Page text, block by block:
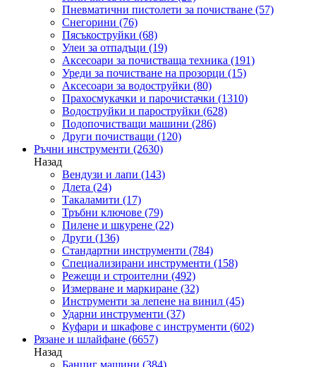
Пневматични пистолети за почистване (57)
Снегорини (76)
Пясъкоструйки (68)
Улеи за отпадъци (19)
Аксесоари за почистваща техника (191)
Уреди за почистване на прозорци (15)
Аксесоари за водоструйки (80)
Прахосмукачки и парочистачки (1310)
Водоструйки и пароструйки (628)
Подопочистващи машини (286)
Други почистващи (120)
Ръчни инструменти (2630)
Назад
Вендузи и лапи (143)
Длета (24)
Такаламити (17)
Тръбни ключове (79)
Пилене и шкурене (22)
Други (136)
Стандартни инструменти (784)
Специализирани инструменти (158)
Режещи и строителни (492)
Измерване и маркиране (32)
Инструменти за лепене на винил (45)
Ударни инструменти (37)
Куфари и шкафове с инструменти (602)
Рязане и шлайфане (6657)
Назад
Банциг машини (384)